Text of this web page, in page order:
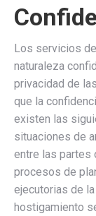
Los servicios
naturaleza
privacidad de
que la
existen las
situaciones de
entre las partes
procesos de
ejecutorias de
hostigamiento